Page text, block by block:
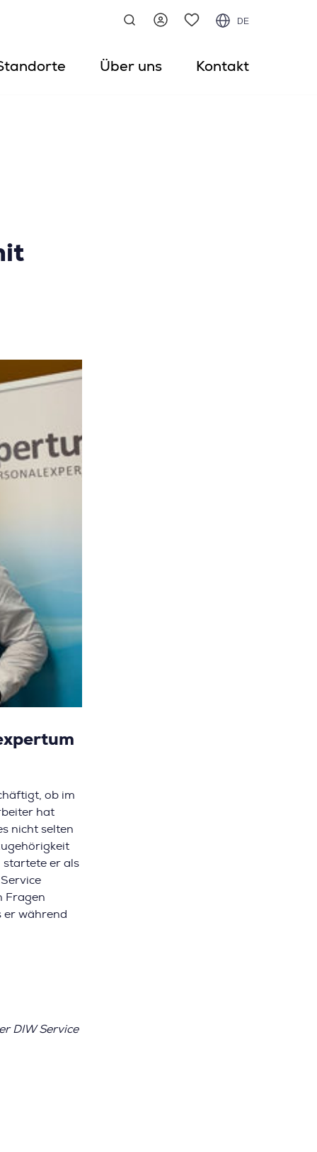
DE
Über uns Kontakt
ob im
hat
nicht selten
startete er als
Fragen
er während
DIW Service